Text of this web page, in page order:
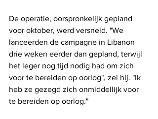
De operatie, oorspronkelijk gepland
voor oktober, werd versneld. "We
lanceerden de campagne in Libanon
drie weken eerder dan gepland, terwijl
het leger nog tijd nodig had om zich
voor te bereiden op oorlog", zei hij. "Ik
heb ze gezegd zich onmiddellijk voor
te bereiden op oorlog."